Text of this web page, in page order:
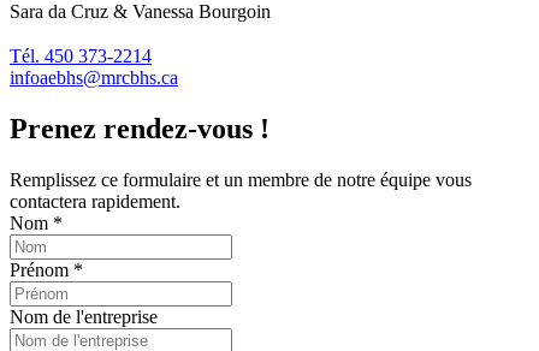
Sara da Cruz & Vanessa Bourgoin
Tél. 450 373-2214
infoaebhs@mrcbhs.ca
Prenez rendez-vous !
Remplissez ce formulaire et un membre de notre équipe vous
contactera rapidement.
Nom *
Prénom *
Nom de l'entreprise